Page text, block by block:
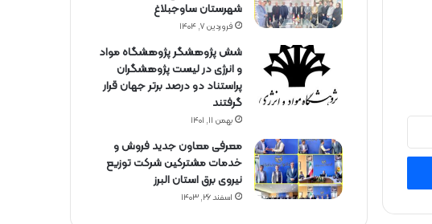
شهرستان ساوجبلاغ
فروردین ۷, ۱۴۰۴
شش پژوهشگر پژوهشگاه مواد
و انرژی در لیست پژوهشگران
پراستناد دو درصد برتر جهان قرار
گرفتند
بهمن ۱۱, ۱۴۰۱
معرفی معاون جدید فروش و
خدمات مشتركین شركت توزیع
نیروی برق استان البرز
اسفند ۲۶, ۱۴۰۳